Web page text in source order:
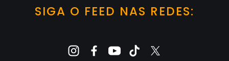
SIGA O FEED NAS REDES: